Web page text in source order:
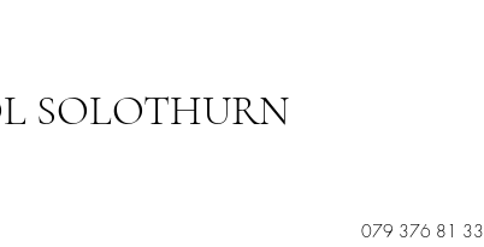
SOLOTHURN
079 376 81 33